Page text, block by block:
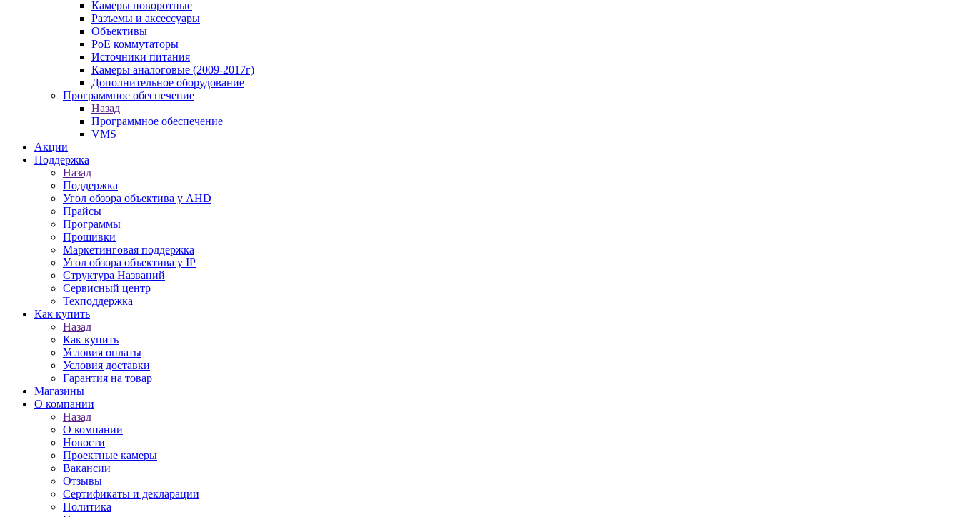
Камеры поворотные
Разъемы и аксессуары
Объективы
PoE коммутаторы
Источники питания
Камеры аналоговые (2009-2017г)
Дополнительное оборудование
Программное обеспечение
Назад
Программное обеспечение
VMS
Акции
Поддержка
Назад
Поддержка
Угол обзора объектива у AHD
Прайсы
Программы
Прошивки
Маркетинговая поддержка
Угол обзора объектива у IP
Структура Названий
Сервисный центр
Техподдержка
Как купить
Назад
Как купить
Условия оплаты
Условия доставки
Гарантия на товар
Магазины
О компании
Назад
О компании
Новости
Проектные камеры
Вакансии
Отзывы
Сертификаты и декларации
Политика